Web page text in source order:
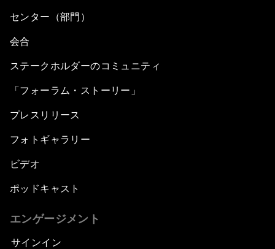
センター（部門）
会合
ステークホルダーのコミュニティ
「フォーラム・ストーリー」
プレスリリース
フォトギャラリー
ビデオ
ポッドキャスト
エンゲージメント
サインイン